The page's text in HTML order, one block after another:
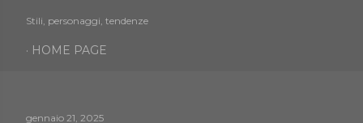
Stili, personaggi, tendenze
HOME PAGE
gennaio 21, 2025